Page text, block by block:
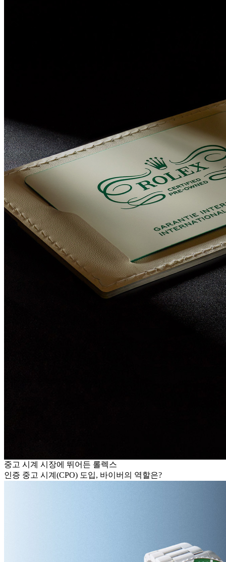
중고 시계 시장에 뛰어든 롤렉스
인증 중고 시계(CPO) 도입, 바이버의 역할은?